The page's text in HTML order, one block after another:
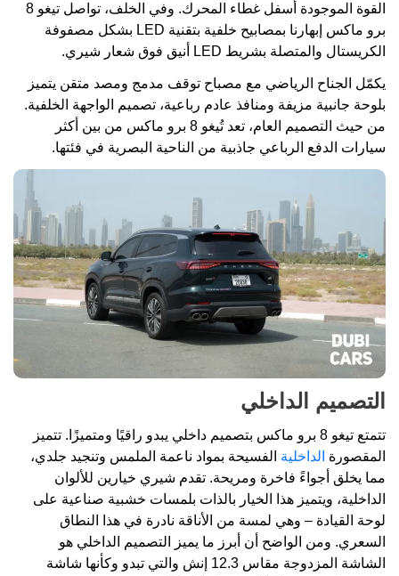
القوة الموجودة أسفل غطاء المحرك. وفي الخلف، تواصل تيغو 8
برو ماكس إبهارنا بمصابيح خلفية بتقنية LED بشكل مصفوفة
الكريستال والمتصلة بشريط LED أنيق فوق شعار شيري.
يكمّل الجناح الرياضي مع مصباح توقف مدمج ومصد متقن يتميز
بلوحة جانبية مزيفة ومنافذ عادم رباعية، تصميم الواجهة الخلفية.
من حيث التصميم العام، تعد تُيغو 8 برو ماكس من بين أكثر
سيارات الدفع الرباعي جاذبية من الناحية البصرية في فئتها.
التصميم الداخلي
تتمتع تيغو 8 برو ماكس بتصميم داخلي يبدو راقيًا ومتميزًا. تتميز
المقصورة الداخلية الفسيحة بمواد ناعمة الملمس وتنجيد جلدي،
مما يخلق أجواءً فاخرة ومريحة. تقدم شيري خيارين للألوان
الداخلية، ويتميز هذا الخيار بالذات بلمسات خشبية صناعية على
لوحة القيادة – وهي لمسة من الأناقة نادرة في هذا النطاق
السعري. ومن الواضح أن أبرز ما يميز التصميم الداخلي هو
الشاشة المزدوجة مقاس 12.3 إنش والتي تبدو وكأنها شاشة